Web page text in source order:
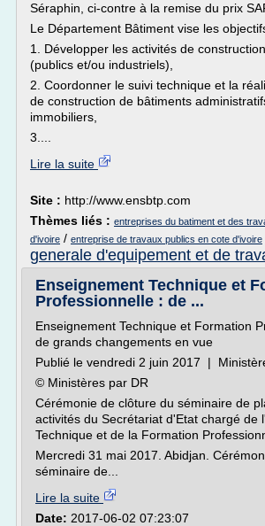
Séraphin, ci-contre à la remise du prix
Le Département Bâtiment vise les
1. Développer les activités de
(publics et/ou industriels),
2. Coordonner le suivi technique et la
de construction de bâtiments
immobiliers,
3....
Lire la suite
Site : http://www.ensbtp.com
Thèmes liés : entreprises du batiment et des
d'ivoire / entreprise de travaux publics en cote d'ivoire
generale d'equipement et de
Enseignement Technique et
Professionnelle : de ...
Enseignement Technique et Formation
de grands changements en vue
Publié le vendredi 2 juin 2017 |
© Ministères par DR
Cérémonie de clôture du séminaire de
activités du Secrétariat d'Etat chargé de
Technique et de la Formation
Mercredi 31 mai 2017. Abidjan.
séminaire de...
Lire la suite
Date: 2017-06-02 07:23:07